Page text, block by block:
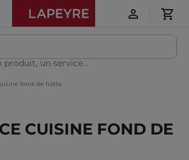
fond de hotte
CUISINE FOND DE